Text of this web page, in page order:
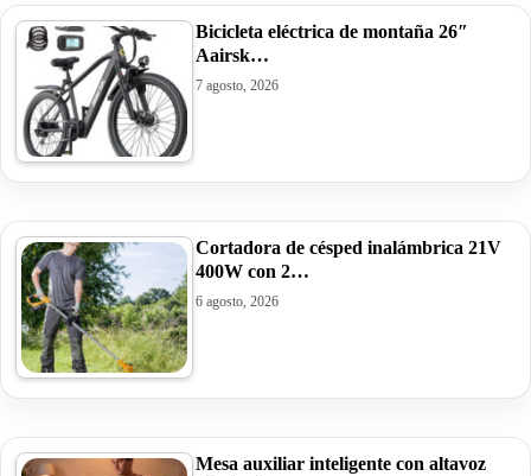
Bicicleta eléctrica de montaña 26″
Aairsk…
7 agosto, 2026
Cortadora de césped inalámbrica 21V
400W con 2…
6 agosto, 2026
Mesa auxiliar inteligente con altavoz